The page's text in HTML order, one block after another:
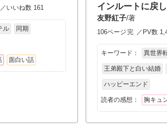
いいね数 161
ル 同期
面白い話
インルートに戻
友野紅子/著
106ページ 完 ／PV数
キーワード： 異世界
王弟殿下と白い結婚
ハッピーエンド
読者の感想： 胸キュ